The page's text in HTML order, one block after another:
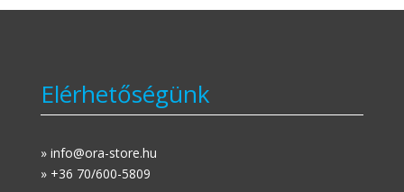
Elérhetőségünk
» info@ora-store.hu
» +36 70/600-5809